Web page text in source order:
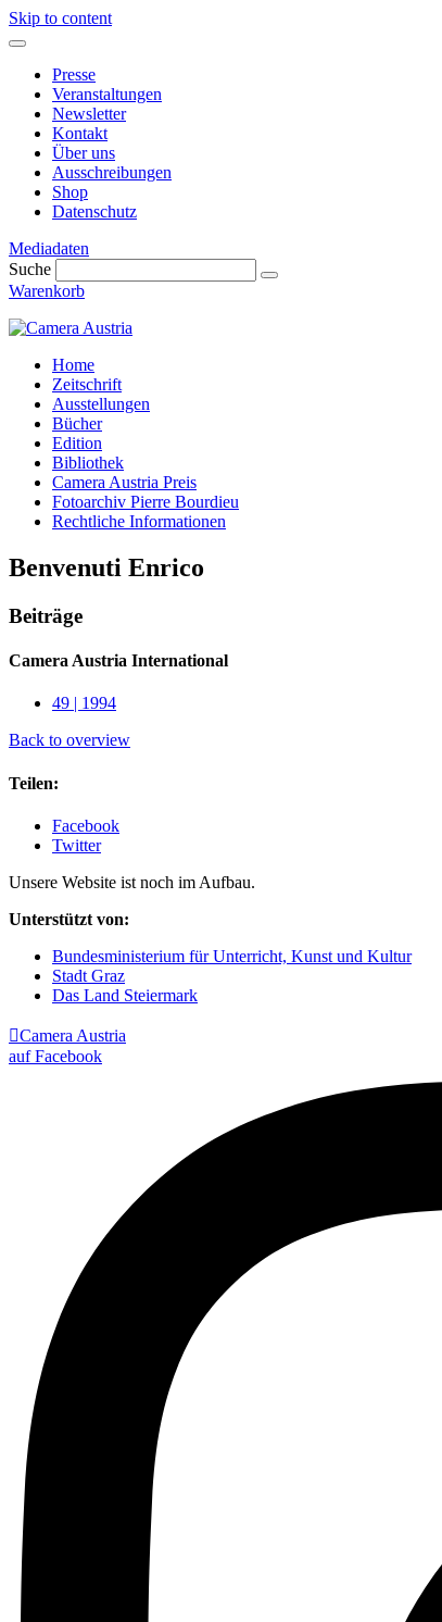
Skip to content
Presse
Veranstaltungen
Newsletter
Kontakt
Über uns
Ausschreibungen
Shop
Datenschutz
Mediadaten
Suche
Warenkorb
Home
Zeitschrift
Ausstellungen
Bücher
Edition
Bibliothek
Camera Austria Preis
Fotoarchiv Pierre Bourdieu
Rechtliche Informationen
Benvenuti Enrico
Beiträge
Camera Austria International
49 | 1994
Back to overview
Teilen:
Facebook
Twitter
Unsere Website ist noch im Aufbau.
Unterstützt von:
Bundesministerium für Unterricht, Kunst und Kultur
Stadt Graz
Das Land Steiermark
Camera Austria
auf Facebook